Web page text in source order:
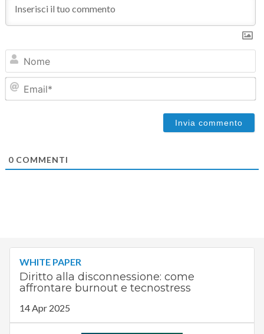
0COMMENTI
WHITE PAPER
Diritto alla disconnessione: come
affrontare burnout e tecnostress
14 Apr 2025